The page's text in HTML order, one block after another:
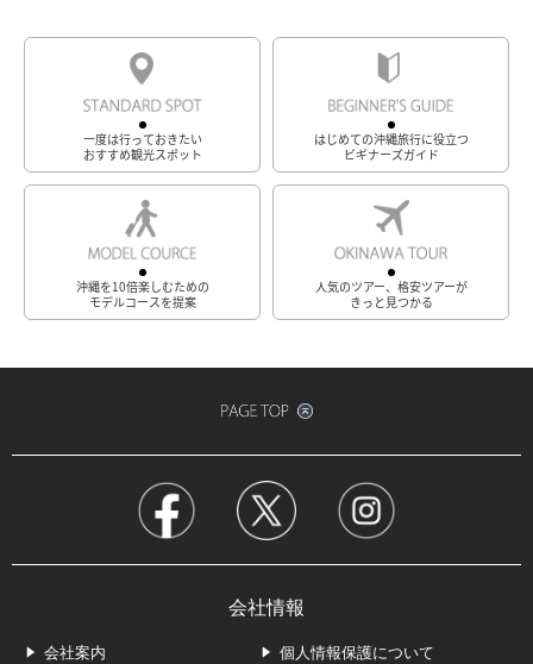
一度は行っておきたい
おすすめ観光スポット
はじめての沖縄旅行に役立つ
ビギナーズガイド
沖縄を10倍楽しむための
モデルコースを提案
人気のツアー、格安ツアーが
きっと見つかる
会社情報
会社案内 個人情報保護について